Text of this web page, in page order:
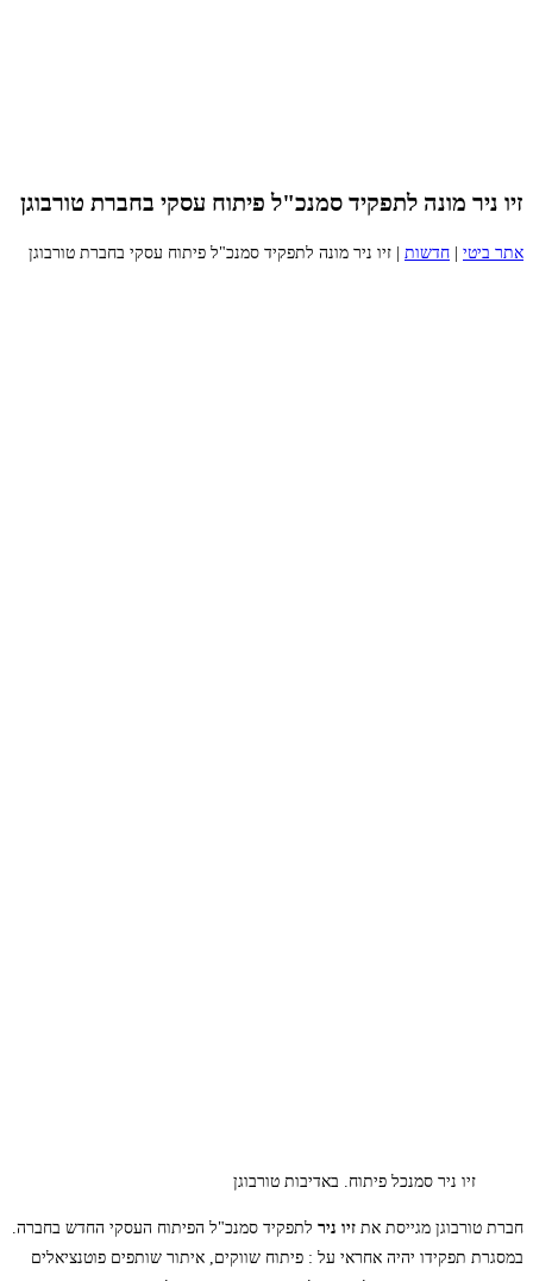
זיו ניר מונה לתפקיד סמנכ"ל פיתוח עסקי בחברת טורבוגן
אתר ביטי חדשות זיו ניר מונה לתפקיד סמנכ"ל פיתוח עסקי בחברת טורבוגן
זיו ניר סמנכל פיתוח. באדיבות טורבוגן
חברת טורבוגן מגייסת את זיו ניר לתפקיד סמנכ"ל הפיתוח העסקי החדש בחברה.
במסגרת תפקידו יהיה אחראי על : פיתוח שווקים, איתור שותפים פוטנציאלים